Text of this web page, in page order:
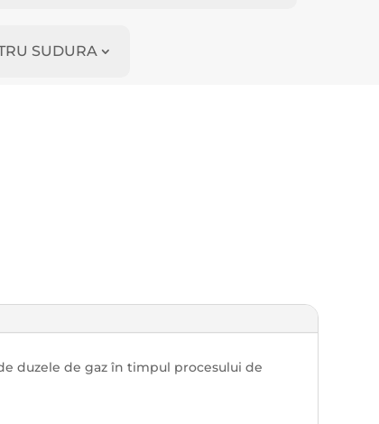
SUDURA
duzele de gaz în timpul procesului de